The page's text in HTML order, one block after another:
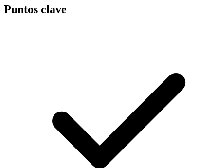
Puntos clave